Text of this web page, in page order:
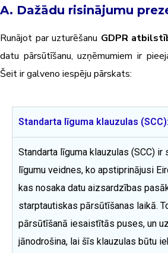
A. Dažādu risinājumu
Runājot par uzturēšanu GDPR
datu pārsūtīšanu, uzņēmumiem ir
Šeit ir galveno iespēju pārskats:
Standarta līguma klauzulas (SCC):
Standarta līguma klauzulas (SCC) ir
līgumu veidnes, ko apstiprinājusi
kas nosaka datu aizsardzības
starptautiskas pārsūtīšanas laikā.
pārsūtīšanā iesaistītās puses, un
jānodrošina, lai šīs klauzulas būtu